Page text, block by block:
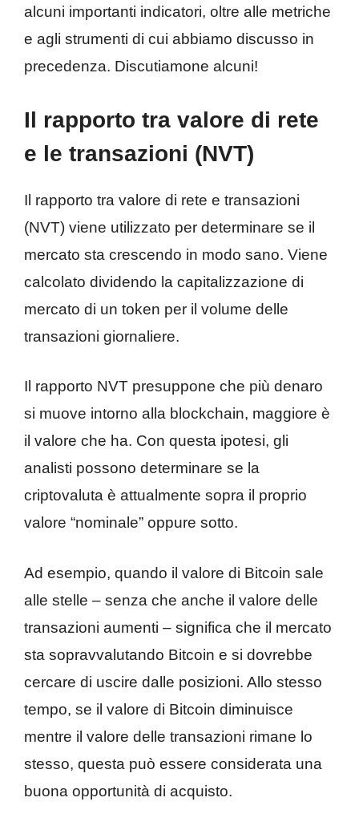
alcuni importanti indicatori, oltre alle metriche
e agli strumenti di cui abbiamo discusso in
precedenza. Discutiamone alcuni!
Il rapporto tra valore di rete
e le transazioni (NVT)
Il rapporto tra valore di rete e transazioni
(NVT) viene utilizzato per determinare se il
mercato sta crescendo in modo sano. Viene
calcolato dividendo la capitalizzazione di
mercato di un token per il volume delle
transazioni giornaliere.
Il rapporto NVT presuppone che più denaro
si muove intorno alla blockchain, maggiore è
il valore che ha. Con questa ipotesi, gli
analisti possono determinare se la
criptovaluta è attualmente sopra il proprio
valore “nominale” oppure sotto.
Ad esempio, quando il valore di Bitcoin sale
alle stelle – senza che anche il valore delle
transazioni aumenti – significa che il mercato
sta sopravvalutando Bitcoin e si dovrebbe
cercare di uscire dalle posizioni. Allo stesso
tempo, se il valore di Bitcoin diminuisce
mentre il valore delle transazioni rimane lo
stesso, questa può essere considerata una
buona opportunità di acquisto.